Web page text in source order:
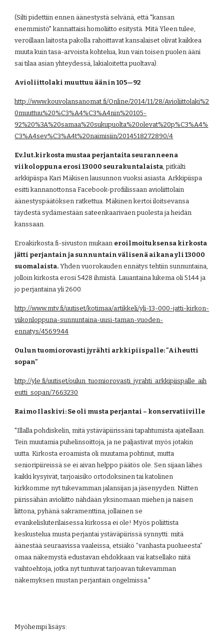
(Silti pidettiin ennen äänestystä selvänä, että "kansan
enemmistö" kannattaisi homoliitto esitystä. Mitä Yleen tulee,
veroillaan laitosta pakolla rahoittavat kansalaiset olivat kaikkea
muuta kuin tasa-arvoista kohtelua, kun vain toisen puolen ääni
sai tilaa asian yhteydessä, lakialoitetta puoltava).
Avioliittolaki muuttuu äänin 105—92
http://www.kouvolansanomat.fi/Online/2014/11/28/Avioliittolaki%2
0muuttuu%20%C3%A4%C3%A4nin%20105-
92%20%3A%20samaa%20sukupuolta%20olevat%20p%C3%A4%
C3%A4sev%C3%A4t%20naimisiin/2014518272890/4
Ev.lut.kirkosta mustaa perjantaita seuranneena
viikoloppuna erosi 13000 seurakuntalaista, pitkälti
arkkipiispa Kari Mäkisen lausunnon vuoksi asiasta. Arkkipiispa
esitti kannanottonsa Facebook-profiilissaan avioliittolain
äänestyspäätöksen ratkettua. Mäkinen kertoi iloitsevansa
täydestä sydämestään sateenkaariväen puolesta ja heidän
kanssaan.
Eroakirkosta.fi-sivuston mukaan eroilmoituksensa kirkosta
jätti perjantain ja sunnuntain välisenä aikana yli 13000
suomalaista. Yhden vuorokauden ennätys tehtiin sunnuntaina,
jolloin kirkosta erosi 5428 ihmistä. Lauantaina lukema oli 5144 ja
jo perjantaina yli 2600.
http://www.mtv.fi/uutiset/kotimaa/artikkeli/yli-13-000-jatti-kirkon-
viikonloppuna-sunnuntaina-uusi-taman-vuoden-
ennatys/4569944
Oulun tuomiorovasti jyrähti arkkipiispalle: "Aiheutti
sopan"
http://yle.fi/uutiset/oulun_tuomiorovasti_jyrahti_arkkipiispalle_aih
eutti_sopan/7663230
Raimo Ilaskivi: Se oli musta perjantai – konservatiiville
"Illalla pohdiskelin, mitä ystäväpiirissäni tapahtumista ajatellaan.
Tein muutamia puhelinsoittoja, ja ne paljastivat myös jotakin
uutta. Kirkosta eroamista oli muutama pohtinut, mutta
senioripiireissä se ei aivan helppo päätös ole. Sen sijaan lähes
kaikki kysyivät, tarjoaisiko ortodoksinen tai katolinen
kirkkomme nyt tukevamman jalansijan ja jäsenyyden. Niitten
piirissähän avioliitto nähdään yksinomaan miehen ja naisen
liittona, pyhänä sakramenttina, jollainen se
evankelisluterilaisessa kirkossa ei ole! Myös poliittista
keskustelua musta perjantai ystäväpiirissä synnytti: mitä
äänestää seuraavissa vaaleissa, etsiäkö ”vanhasta puolueesta”
omaa näkemystä edustavan ehdokkaan vai katsellako niitä
vaihtoehtoja, jotka nyt tuntuvat tarjoavan tukevamman
näkemyksen mustan perjantain ongelmissa."
Myöhempi lisäys: